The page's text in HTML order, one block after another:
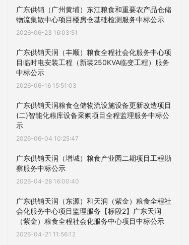
广东供销（广州黄埔）东江粮食和重要农产品仓储
物流集散中心项目楼房仓基础检测服务中标公示
2026-06-23 16:03:51
广东供销天润（丰顺）粮食全程社会化服务中心项
目临时电安装工程（新装250KVA临变工程）服务
中标公示
2026-06-16 15:51:03
广东供销天润粮食仓储物流设施设备更新改造项目
(二)智能化粮库设备采购项目全程监理服务中标公
示
2026-06-04 10:25:47
广东供销天润（增城）粮食产业园二期项目工程勘
察服务中标公示
2026-04-28 16:00:40
广东供销天润（东源）和天润（紫金）粮食全程社
会化服务中心项目监理服务【标段2】广东天润
（紫金）粮食全程社会化服务中心项目中标公示
2026-04-21 11:56:12